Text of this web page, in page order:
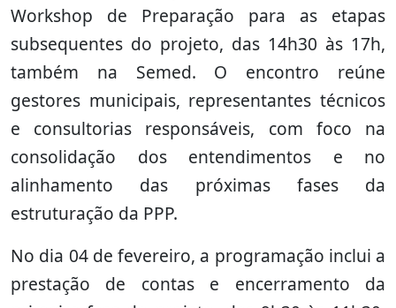
Workshop de Preparação para as etapas
subsequentes do projeto, das 14h30 às 17h,
também na Semed. O encontro reúne
gestores municipais, representantes técnicos
e consultorias responsáveis, com foco na
consolidação dos entendimentos e no
alinhamento das próximas fases da
estruturação da PPP.
No dia 04 de fevereiro, a programação inclui a
prestação de contas e encerramento da